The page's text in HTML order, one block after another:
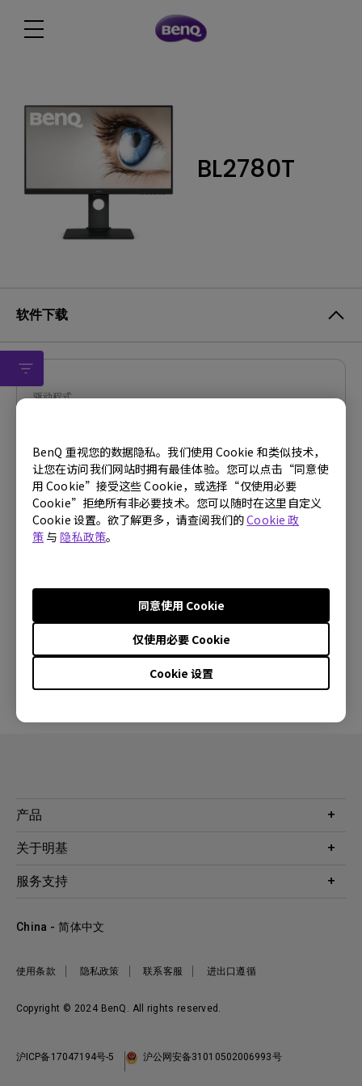
BenQ 重视您的数据隐私。我们使用 Cookie 和类似技术，
让您在访问我们网站时拥有最佳体验。您可以点击“同意使
用 Cookie”接受这些 Cookie，或选择“仅使用必要
Cookie”拒绝所有非必要技术。您可以随时在这里自定义
Cookie 设置。欲了解更多，请查阅我们的Cookie 政
策 与 隐私政策。
Cookie 设置
仅使用必要 Cookie
同意使用 Cookie
BL2780T
软件下载
驱动程式
操作系统:Windows10|Windows7|Windows8
OS Version:
版本:MP
更新: 2018/11/19
档案大小:9.03 KB
使用上述任何软件，即表示您同意我们的
。
产品
投影机
WiT智能灯
关于明基
公司简介
企业社会责任
服务支持
档案下载与常见问题
Copyright © 2024 BenQ. All rights reserved.
使用条款 隐私政策 联系客服 进出口遵循
China - 简体中文
沪ICP备17047194号-5 沪公网安备31010502006993号